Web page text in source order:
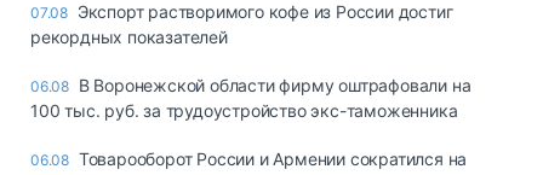
07.08 Экспорт растворимого кофе из России достиг
рекордных показателей
06.08 В Воронежской области фирму оштрафовали на
100 тыс. руб. за трудоустройство экс-таможенника
06.08 Товарооборот России и Армении сократился на